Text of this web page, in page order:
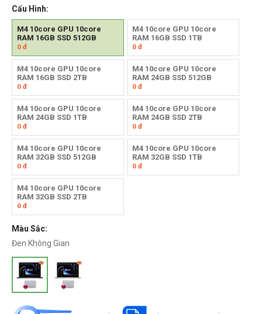
Cấu Hình:
M4 10core GPU 10core
RAM 16GB SSD 512GB
0 đ
M4 10core GPU 10core
RAM 16GB SSD 1TB
0đ
M4 10core GPU 10core
RAM 16GB SSD 2TB
0 đ
M4 10core GPU 10core
RAM 24GB SSD 512GB
0đ
M4 10core GPU 10core
RAM 24GB SSD 1TB
0 đ
M4 10core GPU 10core
RAM 24GB SSD 2TB
0đ
M4 10core GPU 10core
RAM 32GB SSD 512GB
0 đ
M4 10core GPU 10core
RAM 32GB SSD 1TB
0đ
M4 10core GPU 10core
RAM 32GB SSD 2TB
0 đ
Màu Sắc:
Đen Không Gian